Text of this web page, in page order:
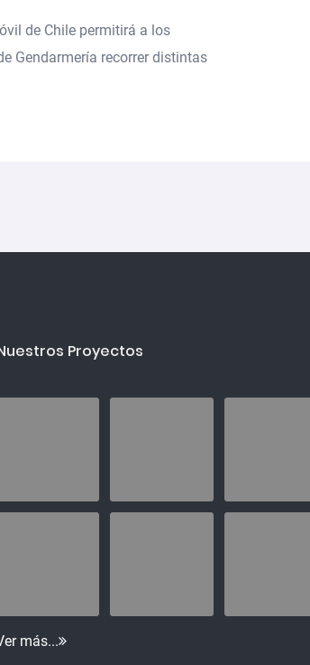
de Chile permitirá a los
Gendarmería recorrer distintas
Proyectos
más...